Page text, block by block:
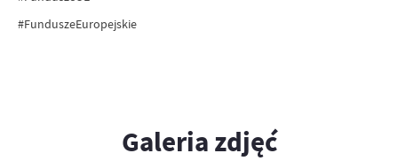
#FunduszeEuropejskie
Galeria zdjęć